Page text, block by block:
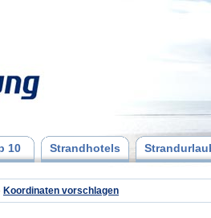
10 Strandhotels
Koordinaten vorschlagen